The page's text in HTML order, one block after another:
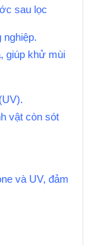
sau lọc
nghiệp.
giúp khử mùi
vật còn sót
và UV, đảm